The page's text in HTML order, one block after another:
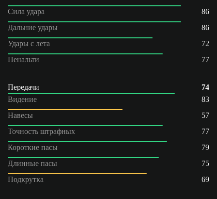
Сила удара
86
Дальние удары
86
Удары с лета
72
Пенальти
77
Передачи
74
Видение
83
Навесы
57
Точность штрафных
77
Короткие пасы
79
Длинные пасы
75
Подкрутка
69